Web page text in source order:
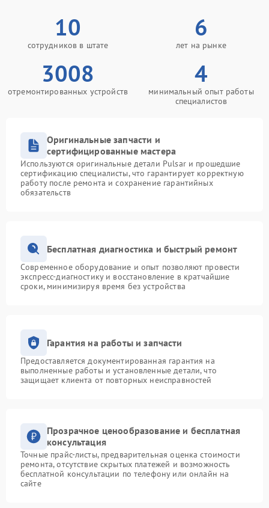
10
сотрудников в штате
6
лет на рынке
3008
отремонтированных устройств
4
минимальный опыт работы
специалистов
Оригинальные запчасти и
сертифицированные мастера
Используются оригинальные детали Pulsar и прошедшие
сертификацию специалисты, что гарантирует корректную
работу после ремонта и сохранение гарантийных
обязательств
Бесплатная диагностика и быстрый ремонт
Современное оборудование и опыт позволяют провести
экспресс-диагностику и восстановление в кратчайшие
сроки, минимизируя время без устройства
Гарантия на работы и запчасти
Предоставляется документированная гарантия на
выполненные работы и установленные детали, что
защищает клиента от повторных неисправностей
Прозрачное ценообразование и бесплатная
консультация
Точные прайс-листы, предварительная оценка стоимости
ремонта, отсутствие скрытых платежей и возможность
бесплатной консультации по телефону или онлайн на
сайте